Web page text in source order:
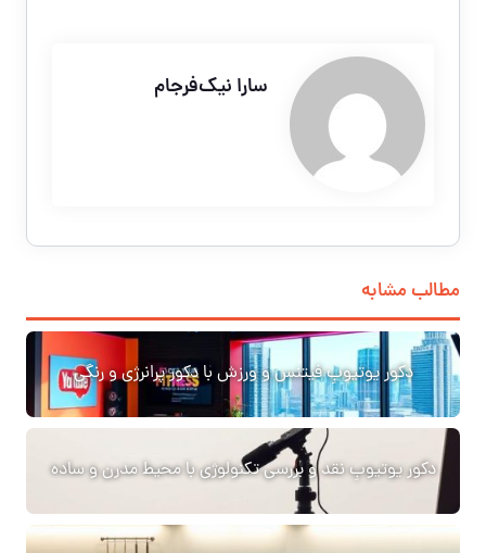
سارا نیک‌فرجام
مطالب مشابه
دکور یوتیوبِ فیتنس و ورزش با دکور پرانرژی و رنگی
دکور یوتیوبِ نقد و بررسی تکنولوژی با محیط مدرن و ساده